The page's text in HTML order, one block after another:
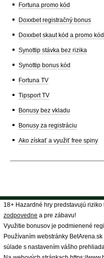
Fortuna promo kód
Doxxbet registračný bonus
Doxxbet skaut kód a promo kód
Synottip stávka bez rizika
Synottip bonus kód
Fortuna TV
Tipsport TV
Bonusy bez vkladu
Bonusy za registráciu
Ako získať a využiť free spiny
18+ Hazardné hry predstavujú riziko
zodpovedne a pre zábavu!
Využitie bonusov je podmienené
Používaním webstránky
súlade s nastavením vášho